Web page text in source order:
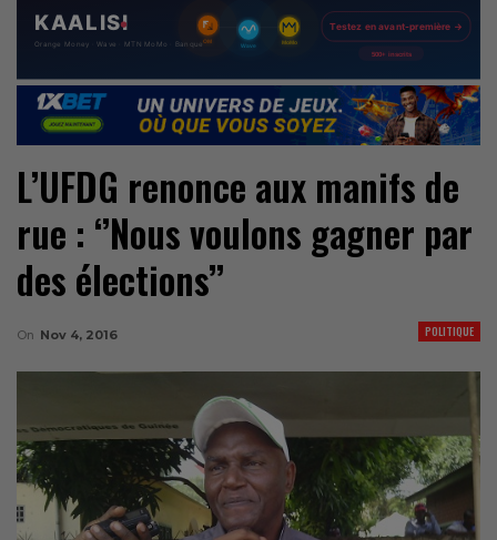
L’UFDG renonce aux manifs de
rue : ‘’Nous voulons gagner par
des élections’’
POLITIQUE
On Nov 4, 2016